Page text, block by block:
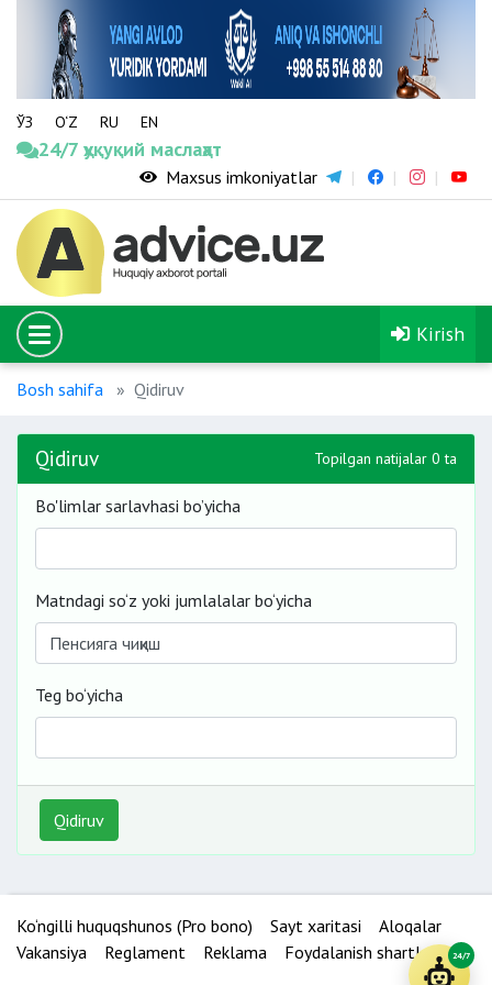
ЎЗ O‘Z RU EN
24/7 ҳуқуқий маслаҳат
Maxsus imkoniyatlar
Kirish
Bosh sahifa Qidiruv
Qidiruv Topilgan natijalar 0 ta
Bo'limlar sarlavhasi bo’yicha
Matndagi so‘z yoki jumlalalar bo‘yicha
Teg bo‘yicha
Qidiruv
Ko‘ngilli huquqshunos (Pro bono) Sayt xaritasi
Aloqalar
Vakansiya
Reglament Reklama Foydalanish shartlari 24/7